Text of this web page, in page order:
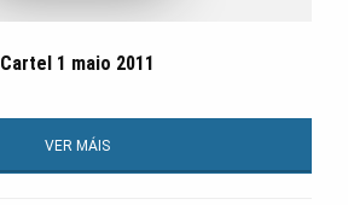
Cartel 1 maio 2011
VER MÁIS